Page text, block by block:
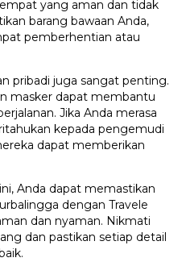
yang aman dan tidak
barang bawaan Anda,
pemberhentian atau
pribadi juga sangat penting.
masker dapat membantu
Jika Anda merasa
kepada pengemudi
dapat memberikan
Anda dapat memastikan
dengan Travele
dan nyaman. Nikmati
dan pastikan setiap detail